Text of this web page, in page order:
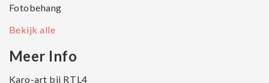
Fotobehang
Bekijk alle
Meer Info
Karo-art bij RTL4